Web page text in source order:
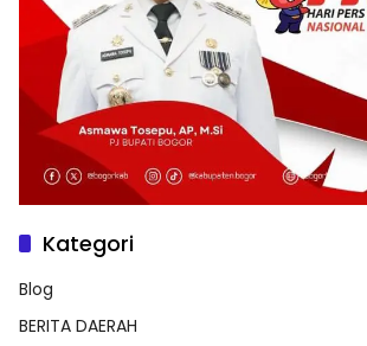
Kategori
Blog
BERITA DAERAH